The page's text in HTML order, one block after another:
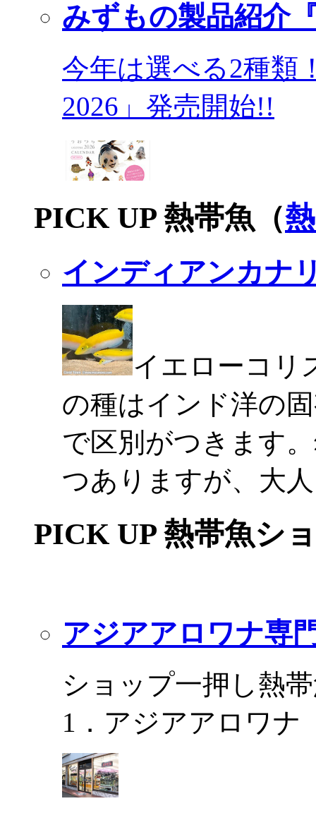
みずもの製品紹介
今年は選べる2種類
2026」発売開始!!
PICK UP 熱帯魚（
インディアンカナ
イエローコリ
の種はインド洋の
で区別がつきます
つありますが、大
PICK UP 熱帯魚シ
アジアアロワナ専
ショップ一押し熱
1．アジアアロワ